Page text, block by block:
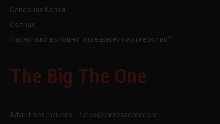
Северная Корея
Солнце
Насколько выгодно Increaserev партнерство?
The Big The One
Advertiser inquries – Sales@increaserev.com